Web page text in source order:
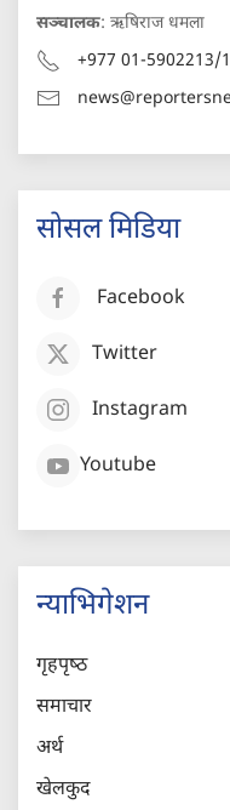
सञ्चालक: ऋषिराज धमला
+977 01-5902213/
सोसल मिडिया
Facebook
Twitter
Instagram
Youtube
न्याभिगेशन
गृहपृष्‍ठ
समाचार
अर्थ
खेलकुद